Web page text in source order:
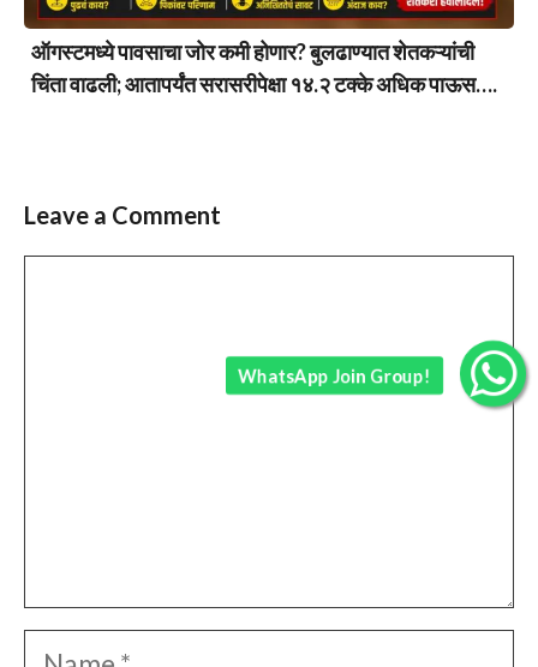
ऑगस्टमध्ये पावसाचा जोर कमी होणार? बुलढाण्यात शेतकऱ्यांची
चिंता वाढली; आतापर्यंत सरासरीपेक्षा १४.२ टक्के अधिक पाऊस….
Leave a Comment
Name
WhatsApp Join Group!